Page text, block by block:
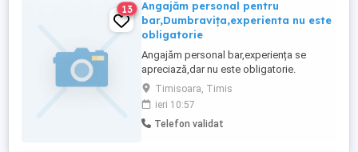
13
Angajăm personal pentru
bar,Dumbravița,experienta nu este
obligatorie
Angajăm personal bar,experiența se
apreciază,dar nu este obligatorie.
Timisoara, Timis
ieri 10:57
Telefon validat